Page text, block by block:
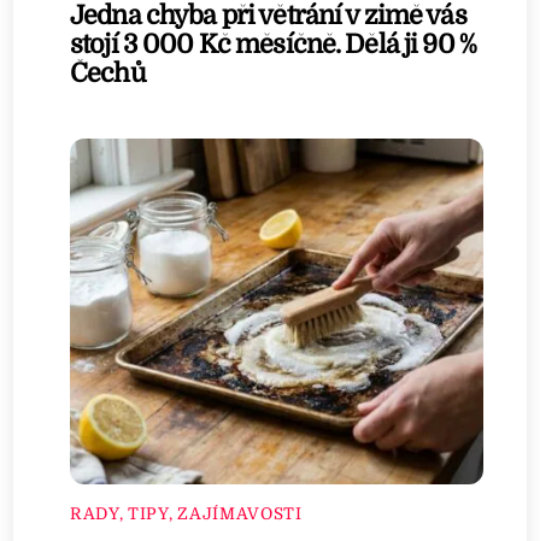
Jedna chyba při větrání v zimě vás
stojí 3 000 Kč měsíčně. Dělá ji 90 %
Čechů
RADY, TIPY, ZAJÍMAVOSTI